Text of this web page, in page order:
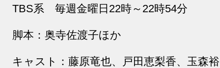
TBS系 毎週金曜日 22時～ 22時54分
脚本：奥寺佐渡子ほか
キャスト：藤原竜也、戸田恵梨香、玉森